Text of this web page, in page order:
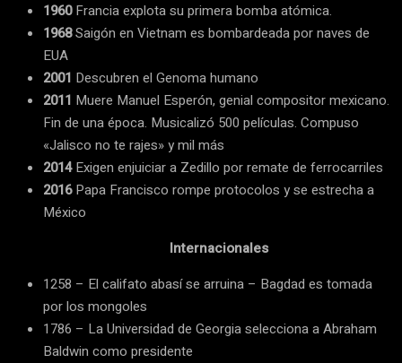
1960Francia explota su primera bomba atómica.
1968Saigón en Vietnam es bombardeada por naves de
EUA
2001 Descubren el Genoma humano
2011 Muere Manuel Esperón, genial compositor mexicano.
Fin de una época. Musicalizó 500 películas. Compuso
«Jalisco no te rajes» y mil más
2014Exigen enjuiciar a Zedillo por remate de ferrocarriles
2016Papa Francisco rompe protocolos y se estrecha a
México
Internacionales
1258 – El califato abasí se arruina – Bagdad es tomada
por los mongoles
1786 – La Universidad de Georgia selecciona a Abraham
Baldwin como presidente